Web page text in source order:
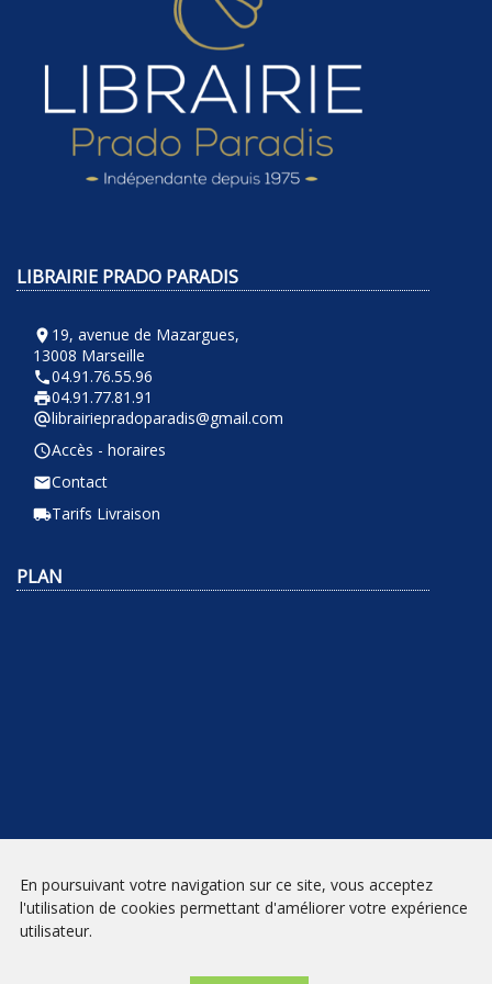
LIBRAIRIE PRADO PARADIS
room 19, avenue de Mazargues,
13008 Marseille
phone04.91.76.55.96
local_printshop04.91.77.81.91
alternate_emaillibrairiepradoparadis@gmail.com
query_builderAccès - horaires
emailContact
local_shippingTarifs Livraison
PLAN
NEWSLETTER
En poursuivant votre navigation sur ce site, vous acceptez
l'utilisation de cookies permettant d'améliorer votre expérience
utilisateur.